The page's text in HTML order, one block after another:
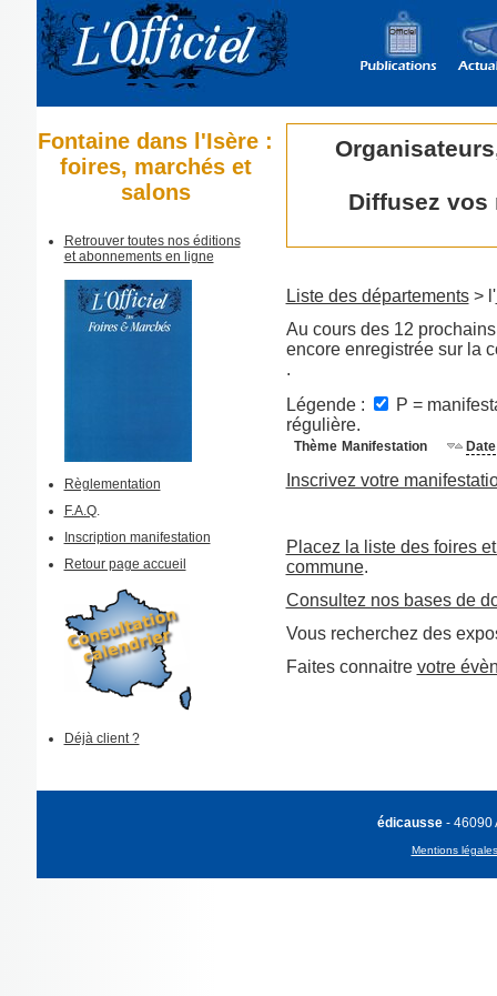
Fontaine dans l'Isère :
foires, marchés et
salons
Retrouver toutes nos éditions
et abonnements en ligne
Règlementation
F.A.Q.
Inscription manifestation
Retour page accueil
Déjà client ?
Diffusez vos
Liste des départements> l'
Au cours des 12
encore enregistrée sur la
.
Légende :
P =
régulière.
Thème Manifestation Date
Inscrivez votre
Placez la liste des foires
commune.
Consultez nos bases de
Vous recherchez des
Faites connaitre votre
édicausse - 46090
Mentions légales